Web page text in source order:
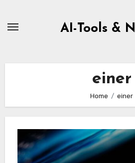
AI-Tools &
einer
Home einer